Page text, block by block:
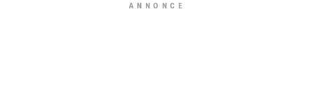
ANNONCE